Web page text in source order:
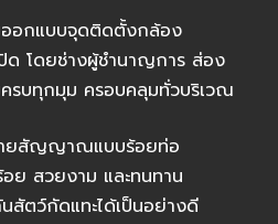
อกแบบจุดติดตั้งกล้อง
ด โดยช่างผู้ชำนาญการ ส่อง
รบทุกมุม ครอบคลุมทั่วบริเวณ
ยสัญญาณแบบร้อยท่อ
อย สวยงาม และทนทาน
สัตว์กัดแทะได้เป็นอย่างดี